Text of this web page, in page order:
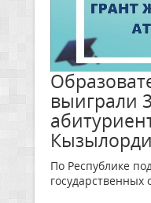
выиграли
По Республике
государственных